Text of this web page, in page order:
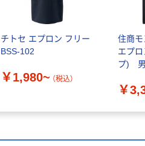
チトセ エプロン フリー
BSS-102
￥1,980~ （税込）
住商
エプ
プ) 男
￥